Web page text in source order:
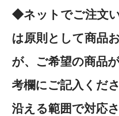
◆ネットでご注文
は原則として商品
が、ご希望の商品
考欄にご記入くだ
沿える範囲で対応